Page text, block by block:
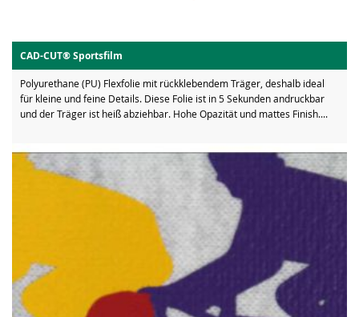
CAD-CUT® Sportsfilm
Polyurethane (PU) Flexfolie mit rückklebendem Träger, deshalb ideal
für kleine und feine Details. Diese Folie ist in 5 Sekunden andruckbar
und der Träger ist heiß abziehbar. Hohe Opazität und mattes Finish....